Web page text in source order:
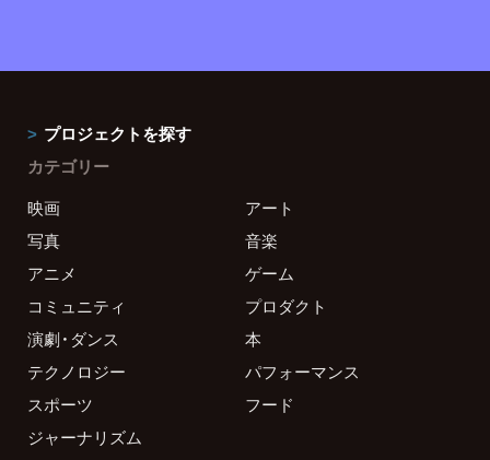
プロジェクトを探す
カテゴリー
映画
アート
写真
音楽
アニメ
ゲーム
コミュニティ
プロダクト
演劇・ダンス
本
テクノロジー
パフォーマンス
スポーツ
フード
ジャーナリズム